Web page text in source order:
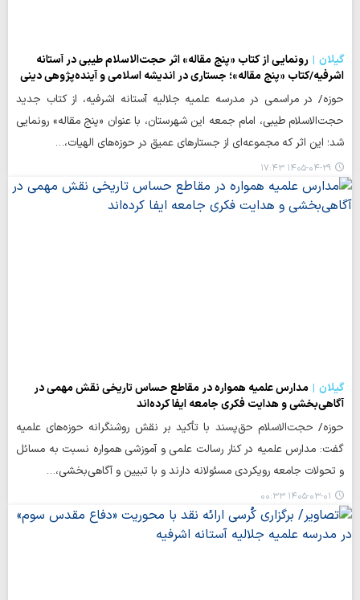
گیلان
رونمایی از کتاب «پنج مقاله» اثر حجت‌الاسلام طیبی در آستانه
اشرفیه/کتاب «پنج مقاله»؛ جستاری در اندیشه اسلامی و آینده‌پژوهی دینی
حوزه/ در مراسمی در مدرسه علمیه جلالیه آستانه اشرفیه، از کتاب جدید
حجت‌الاسلام طیبی، امام جمعه این شهرستان، با عنوان «پنج مقاله» رونمایی
شد؛ این اثر که مجموعه‌ای از جستارهای عمیق در حوزه‌های الهیات،…
۱۴۰۵-۰۴-۲۹ ۱۷:۴۳
گیلان
مدارس علمیه همواره در مقاطع حساس تاریخی نقش مهمی در
آگاهی‌بخشی و هدایت فکری جامعه ایفا کرده‌اند
حوزه/ حجت‌الاسلام حق‌پسند با تأکید بر نقش روشنگرانه حوزه‌های علمیه
گفت: مدارس علمیه در کنار رسالت علمی و آموزشی همواره نسبت به مسائل
و تحولات جامعه رویکردی مسئولانه دارند و با تبیین و آگاهی‌بخشی،…
۱۴۰۵-۰۳-۰۱ ۰۰:۳۳